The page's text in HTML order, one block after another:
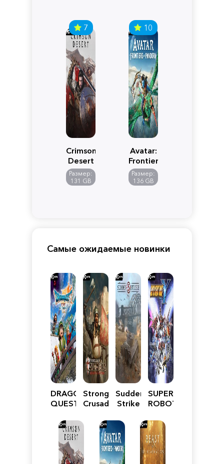
7
Crimson
Desert
Размер:
131 GB
10
Avatar:
Frontiers
of
Pandora
Размер:
136 GB
Самые ожидаемые новинки
DRAGON
QUEST
Reimagined
Stronghold
Crusader:
Edition
Sudden
Strike
SUPER
ROBOT
Y